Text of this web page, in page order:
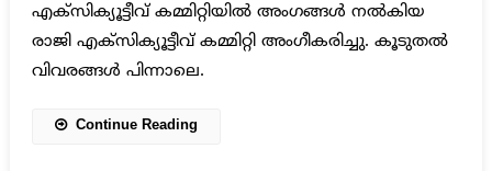
എക്സിക്യൂട്ടീവ് കമ്മിറ്റിയിൽ അംഗങ്ങൾ നൽകിയ
രാജി എക്സിക്യൂട്ടീവ് കമ്മിറ്റി അംഗീകരിച്ചു. കൂടുതൽ
വിവരങ്ങൾ പിന്നാലെ.
Continue Reading